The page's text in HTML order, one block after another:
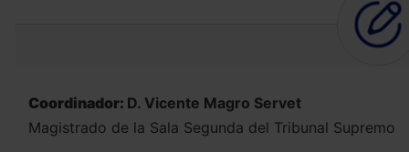
Coordinador: D. Vicente Magro Servet
Magistrado de la Sala Segunda del Tribunal Supremo